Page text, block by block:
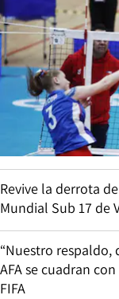
Revive la derrota
Mundial Sub 17 de
“Nuestro respaldo,
AFA se cuadran
FIFA